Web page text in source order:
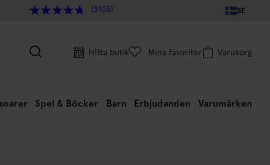
(3103) SE
Hitta butik Mina favoriter Varukorg
Spel & Böcker Barn Erbjudanden Varumärken